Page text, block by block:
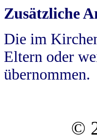
Zusätzliche
Die im
Eltern oder
übernommen.
©